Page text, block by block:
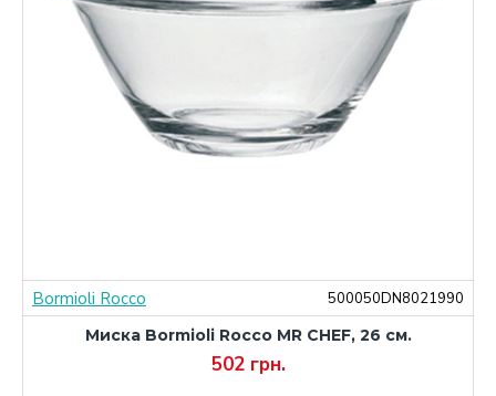
Bormioli Rocco
500050DN8021990
Миска Bormioli Rocco MR CHEF, 26 см.
502 грн.